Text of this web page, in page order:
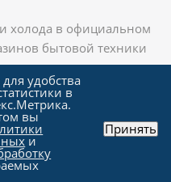
холода в официальном
бытовой техники
компания
удобства
в
вы
и
Принять